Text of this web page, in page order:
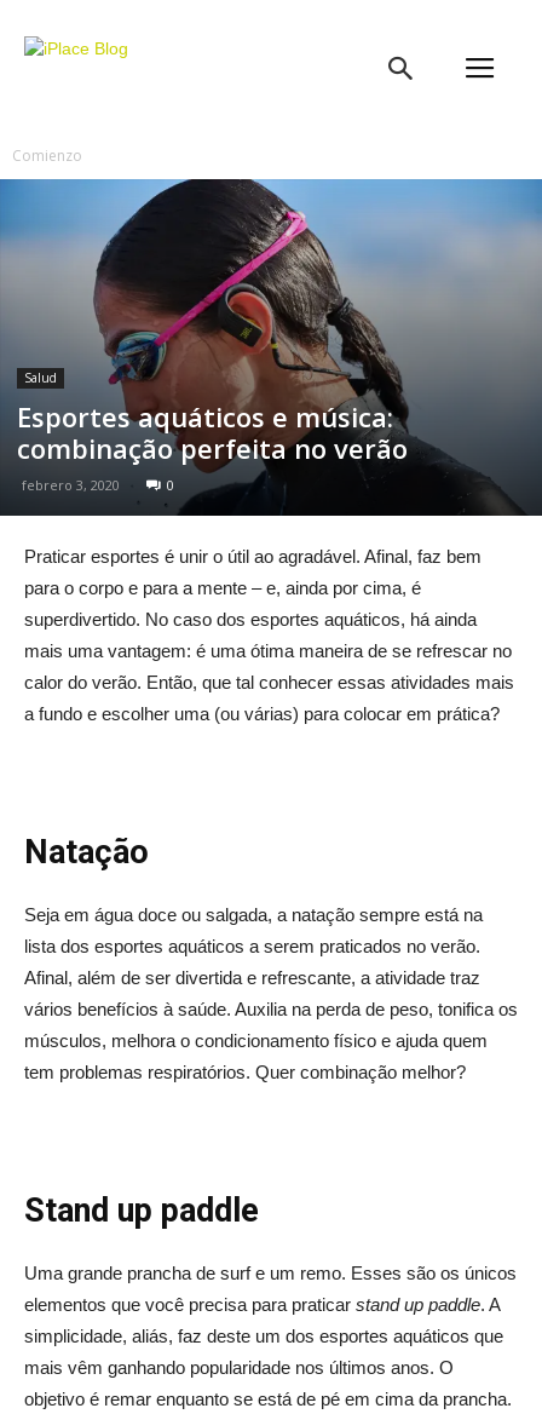
Comienzo
Salud
Esportes aquáticos e música:
combinação perfeita no verão
febrero 3, 2020 0
Praticar esportes é unir o útil ao agradável. Afinal, faz bem
para o corpo e para a mente – e, ainda por cima, é
superdivertido. No caso dos esportes aquáticos, há ainda
mais uma vantagem: é uma ótima maneira de se refrescar no
calor do verão. Então, que tal conhecer essas atividades mais
a fundo e escolher uma (ou várias) para colocar em prática?
Natação
Seja em água doce ou salgada, a natação sempre está na
lista dos esportes aquáticos a serem praticados no verão.
Afinal, além de ser divertida e refrescante, a atividade traz
vários benefícios à saúde. Auxilia na perda de peso, tonifica os
músculos, melhora o condicionamento físico e ajuda quem
tem problemas respiratórios. Quer combinação melhor?
Stand up paddle
Uma grande prancha de surf e um remo. Esses são os únicos
elementos que você precisa para praticar stand up paddle. A
simplicidade, aliás, faz deste um dos esportes aquáticos que
mais vêm ganhando popularidade nos últimos anos. O
objetivo é remar enquanto se está de pé em cima da prancha.